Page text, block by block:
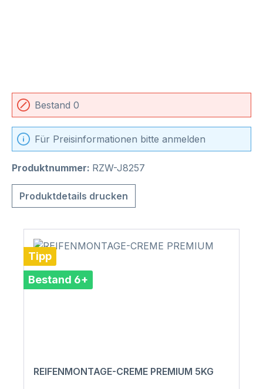
Bestand 0
Für Preisinformationen bitte anmelden
Produktnummer: RZW-J8257
Produktdetails drucken
Tipp
Bestand 6+
REIFENMONTAGE-CREME PREMIUM 5KG